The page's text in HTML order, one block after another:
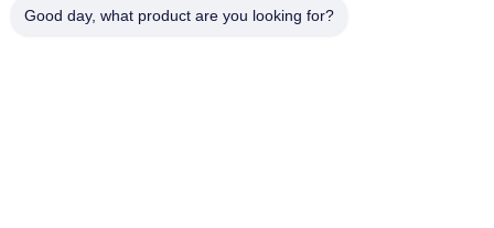
Good day, what product are you looking for?